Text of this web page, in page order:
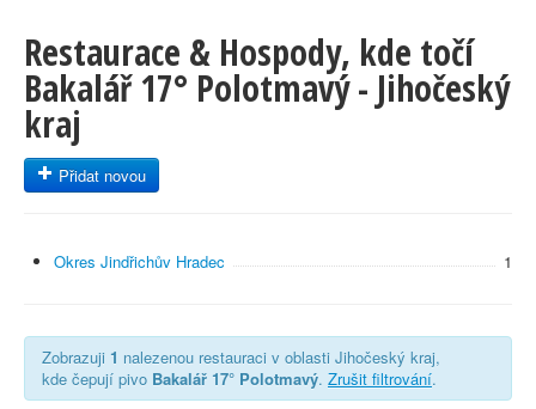
Restaurace & Hospody, kde točí
Bakalář 17° Polotmavý - Jihočeský
kraj
Přidat novou
Okres Jindřichův Hradec 1
Zobrazuji 1 nalezenou restauraci v oblasti Jihočeský kraj,
kde čepují pivo Bakalář 17° Polotmavý. Zrušit filtrování.